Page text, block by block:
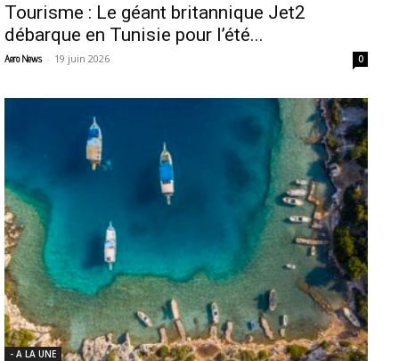
Tourisme : Le géant britannique Jet2
débarque en Tunisie pour l’été...
Aero News - 19 juin 2026 0
- A LA UNE